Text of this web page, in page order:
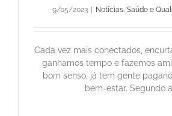
9/05/2023 | Notícias Saúde e
Cada vez mais conectados,
ganhamos tempo e fazemos
bom senso, já tem gente
bem-estar. Segundo